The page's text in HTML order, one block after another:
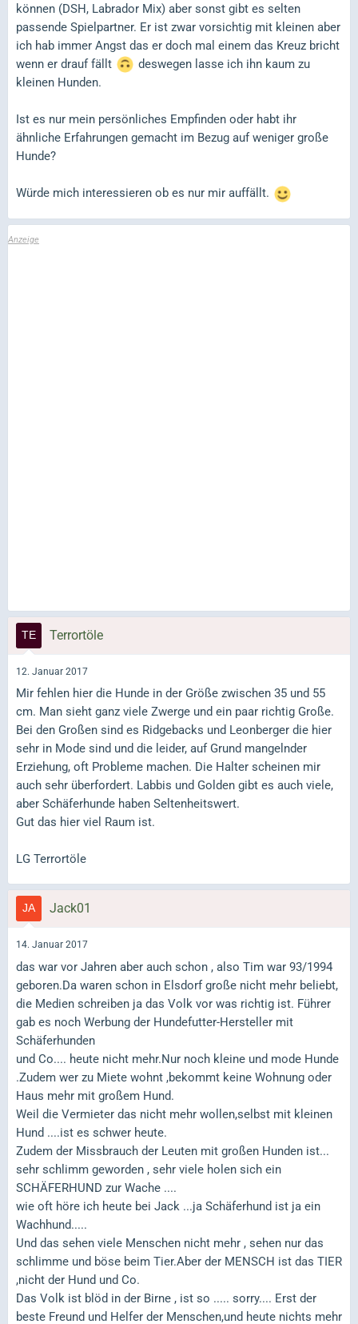
können (DSH, Labrador Mix) aber sonst gibt es selten
passende Spielpartner. Er ist zwar vorsichtig mit kleinen aber
ich hab immer Angst das er doch mal einem das Kreuz bricht
wenn er drauf fällt
deswegen lasse ich ihn kaum zu
kleinen Hunden.
Ist es nur mein persönliches Empfinden oder habt ihr
ähnliche Erfahrungen gemacht im Bezug auf weniger große
Hunde?
Würde mich interessieren ob es nur mir auffällt.
Terrortöle
12. Januar 2017
Mir fehlen hier die Hunde in der Größe zwischen 35 und 55
cm. Man sieht ganz viele Zwerge und ein paar richtig Große.
Bei den Großen sind es Ridgebacks und Leonberger die hier
sehr in Mode sind und die leider, auf Grund mangelnder
Erziehung, oft Probleme machen. Die Halter scheinen mir
auch sehr überfordert. Labbis und Golden gibt es auch viele,
aber Schäferhunde haben Seltenheitswert.
Gut das hier viel Raum ist.
LG Terrortöle
Jack01
14. Januar 2017
das war vor Jahren aber auch schon , also Tim war 93/1994
geboren.Da waren schon in Elsdorf große nicht mehr beliebt,
die Medien schreiben ja das Volk vor was richtig ist. Führer
gab es noch Werbung der Hundefutter-Hersteller mit
Schäferhunden
und Co.... heute nicht mehr.Nur noch kleine und mode Hunde
.Zudem wer zu Miete wohnt ,bekommt keine Wohnung oder
Haus mehr mit großem Hund.
Weil die Vermieter das nicht mehr wollen,selbst mit kleinen
Hund ....ist es schwer heute.
Zudem der Missbrauch der Leuten mit großen Hunden ist...
sehr schlimm geworden , sehr viele holen sich ein
SCHÄFERHUND zur Wache ....
wie oft höre ich heute bei Jack ...ja Schäferhund ist ja ein
Wachhund.....
Und das sehen viele Menschen nicht mehr , sehen nur das
schlimme und böse beim Tier.Aber der MENSCH ist das TIER
,nicht der Hund und Co.
Das Volk ist blöd in der Birne , ist so ..... sorry.... Erst der
beste Freund und Helfer der Menschen,und heute nichts mehr